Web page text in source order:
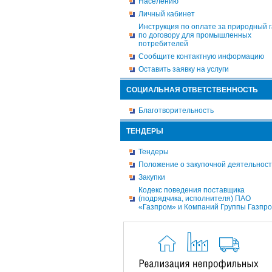
Личный кабинет
Инструкция по оплате за природный
по договору для промышленных
потребителей
Сообщите контактную информацию
Оставить заявку на услуги
СОЦИАЛЬНАЯ ОТВЕТСТВЕННОСТЬ
Благотворительность
ТЕНДЕРЫ
Тендеры
Положение о закупочной
Закупки
Кодекс поведения поставщика
(подрядчика, исполнителя) ПАО
«Газпром» и Компаний Группы